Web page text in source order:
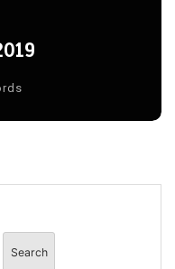
Search